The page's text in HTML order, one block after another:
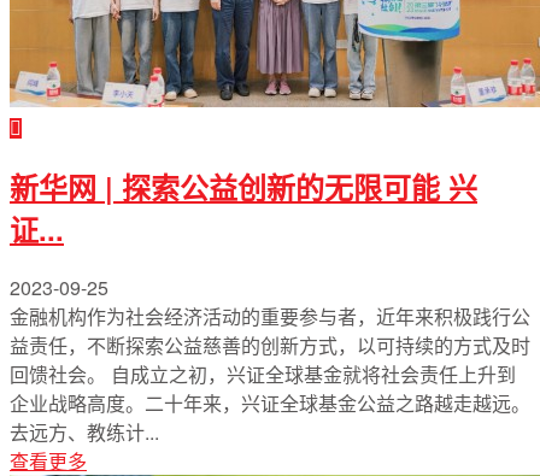
新华网 | 探索公益创新的无限可能 兴
证...
2023-09-25
金融机构作为社会经济活动的重要参与者，近年来积极践行公
益责任，不断探索公益慈善的创新方式，以可持续的方式及时
回馈社会。 自成立之初，兴证全球基金就将社会责任上升到
企业战略高度。二十年来，兴证全球基金公益之路越走越远。
去远方、教练计...
查看更多